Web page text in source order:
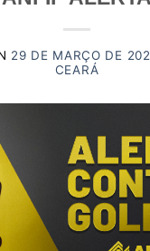
29 DE MARÇO DE
CEARÁ